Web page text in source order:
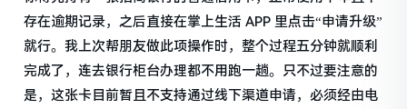
存在逾期记录，之后直接在掌上生活 APP 里点击“申请升级”
就行。我上次帮朋友做此项操作时，整个过程五分钟就顺利
完成了，连去银行柜台办理都不用跑一趟。只不过要注意的
是，这张卡目前暂且不支持通过线下渠道申请，必须经由电